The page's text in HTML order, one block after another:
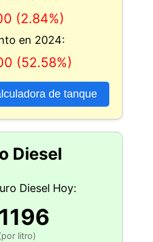
(2.84%)
en 2024:
(52.58%)
de tanque
Diesel
Diesel Hoy:
litro)